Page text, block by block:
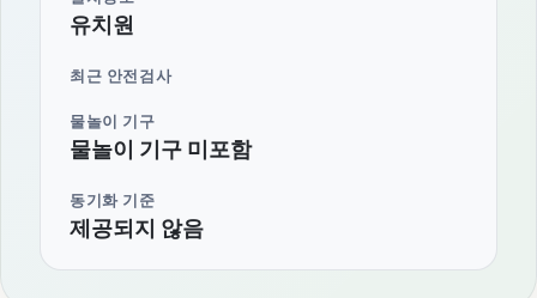
유치원
최근 안전검사
물놀이 기구
물놀이 기구 미포함
동기화 기준
제공되지 않음